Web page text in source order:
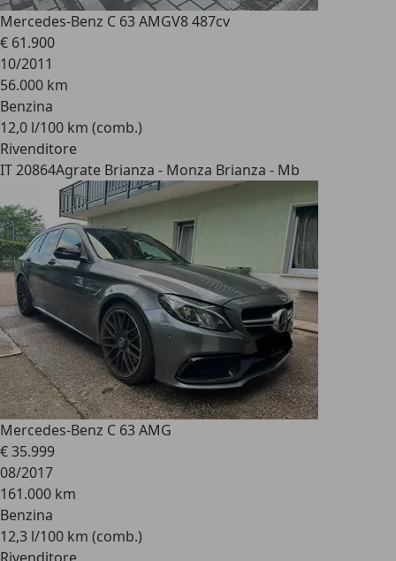
Mercedes-Benz C 63 AMGV8 487cv
€ 61.900
10/2011
56.000 km
Benzina
12,0 l/100 km (comb.)
Rivenditore
IT 20864Agrate Brianza - Monza Brianza - Mb
Mercedes-Benz C 63 AMG
€ 35.999
08/2017
161.000 km
Benzina
12,3 l/100 km (comb.)